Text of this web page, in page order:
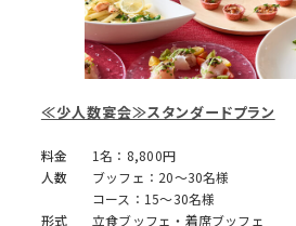
≪少人数宴会≫スタンダードプラン
料金
1名：8,800円
人数
ブッフェ：20～30名様
コース：15～30名様
形式
立食ブッフェ・着席ブッフェ